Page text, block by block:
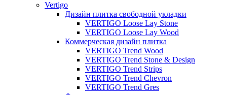
Vertigo
Дизайн плитка свободной укладки
VERTIGO Loose Lay Stone
VERTIGO Loose Lay Wood
Коммерческая дизайн плитка
VERTIGO Trend Wood
VERTIGO Trend Stone & Design
VERTIGO Trend Strips
VERTIGO Trend Chevron
VERTIGO Trend Gres